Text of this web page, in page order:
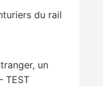
du rail
un
TEST